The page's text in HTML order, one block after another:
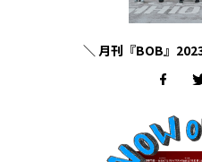
＼ 月刊『BOB』